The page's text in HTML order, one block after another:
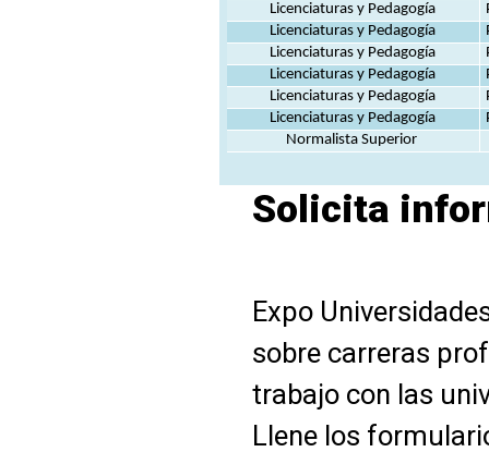
Licenciaturas y Pedagogía
Licenciaturas y Pedagogía
Licenciaturas y Pedagogía
Licenciaturas y Pedagogía
Licenciaturas y Pedagogía
Licenciaturas y Pedagogía
Normalista Superior